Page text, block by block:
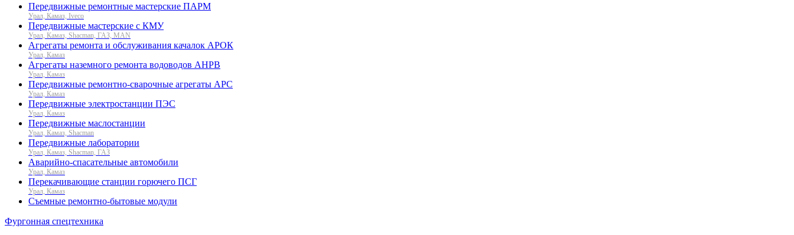
Передвижные ремонтные мастерские ПАРМ
Урал, Камаз, Iveco
Передвижные мастерские с КМУ
Урал, Камаз, Shacman, ГАЗ, MAN
Агрегаты ремонта и обслуживания качалок АРОК
Урал, Камаз
Агрегаты наземного ремонта водоводов АНРВ
Урал, Камаз
Передвижные ремонтно-сварочные агрегаты АРС
Урал, Камаз
Передвижные электростанции ПЭС
Урал, Камаз
Передвижные маслостанции
Урал, Камаз, Shacman
Передвижные лаборатории
Урал, Камаз, Shacman, ГАЗ
Аварийно-спасательные автомобили
Урал, Камаз
Перекачивающие станции горючего ПСГ
Урал, Камаз
Съемные ремонтно-бытовые модули
Фургонная спецтехника